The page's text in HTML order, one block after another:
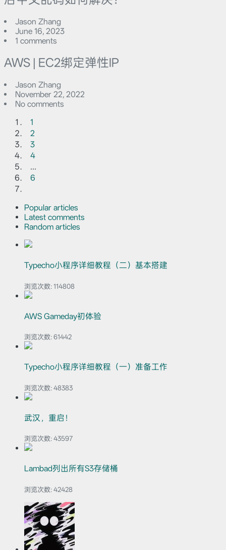
Jason Zhang
June 16, 2023
1 comments
AWS | EC2绑定弹性IP
Jason Zhang
November 22, 2022
No comments
1
2
3
4
...
6
Popular articles
Latest comments
Random articles
Typecho小程序详细教程（二）基本搭建
浏览次数: 114808
AWS Gameday初体验
浏览次数: 61442
Typecho小程序详细教程（一）准备工作
浏览次数: 48383
武汉，重启！
浏览次数: 43597
Lambad列出所有S3存储桶
浏览次数: 42428